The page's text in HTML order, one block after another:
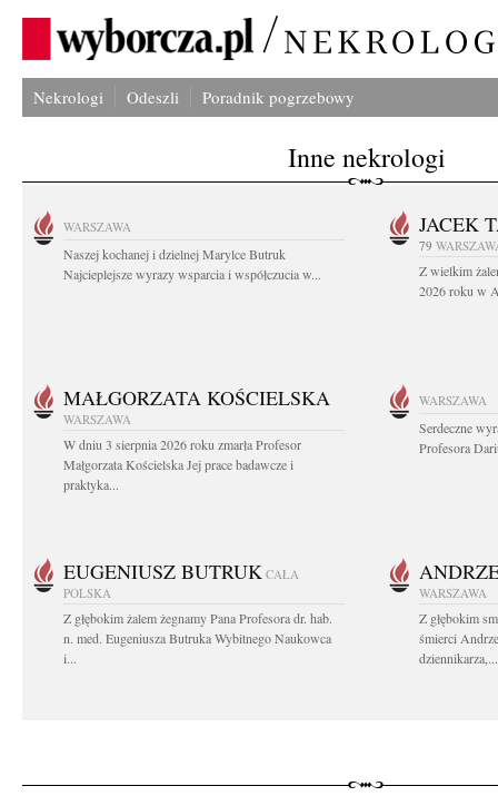
Nekrologi Odeszli Poradnik pogrzebowy
Inne nekrologi
WARSZAWA
Naszej kochanej i dzielnej Marylce Butruk
Najcieplejsze wyrazy wsparcia i współczucia w...
JACEK
79
Z wielkim
2026 roku w
MAŁGORZATA KOŚCIELSKA
WARSZAWA
W dniu 3 sierpnia 2026 roku zmarła Profesor
Małgorzata Kościelska Jej prace badawcze i
praktyka...
WARSZAWA
Serdeczne
Profesora
EUGENIUSZ BUTRUK CAŁA
POLSKA
Z głębokim żalem żegnamy Pana Profesora dr. hab.
n. med. Eugeniusza Butruka Wybitnego Naukowca
i...
WARSZAWA
Z głębokim
śmierci
dziennikarza,...